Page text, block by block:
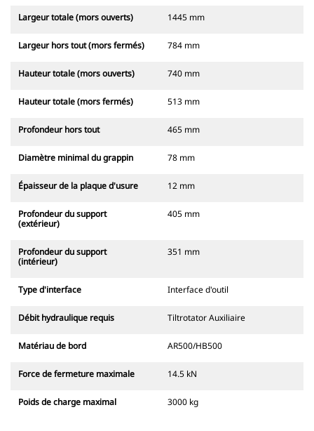
Largeur totale (mors ouverts) 1445 mm
Largeur hors tout (mors fermés) 784 mm
Hauteur totale (mors ouverts) 740 mm
Hauteur totale (mors fermés) 513 mm
Profondeur hors tout 465 mm
Diamètre minimal du grappin 78 mm
Épaisseur de la plaque d'usure 12 mm
Profondeur du support
(extérieur)
405 mm
Profondeur du support
(intérieur)
351 mm
Type d'interface Interface d'outil
Débit hydraulique requis Tiltrotator Auxiliaire
Matériau de bord AR500/HB500
Force de fermeture maximale 14.5 kN
Poids de charge maximal 3000 kg